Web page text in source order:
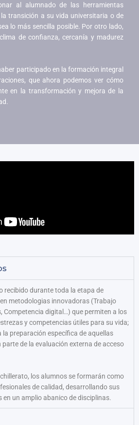
al alumnado de las herramientas
transición a su vida universitaria o de
lo más sencilla posible. Por otro lado,
de confianza, cercanía y madurez
participado en la formación integral
que ahora podemos ver cómo
en la transformación y mejora de la
recibido durante toda la etapa de
metodologias innovadoras (Trabajo
Competencia digital…) que permiten a los
y competencias útiles para su vida;
la preparación específica de aquellas
de la evaluación externa de acceso
los alumnos se formarán como
de calidad, desarrollando sus
en un amplio abanico de disciplinas.